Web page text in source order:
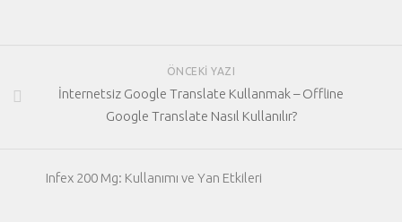
ÖNCEKI YAZI
İnternetsiz Google Translate Kullanmak – Offline
Google Translate Nasıl Kullanılır?
Infex 200 Mg: Kullanımı ve Yan Etkileri